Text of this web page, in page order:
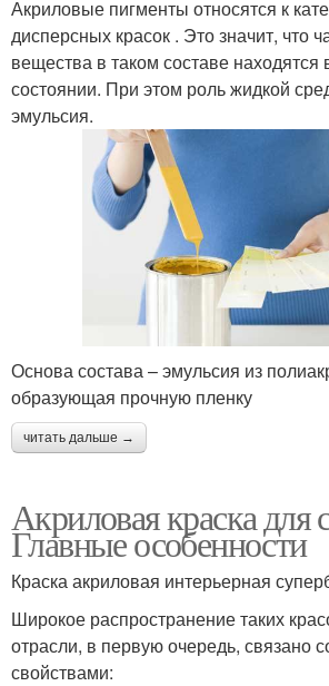
Акриловые пигменты относятся к
дисперсных красок . Это значит, что
вещества в таком составе
состоянии. При этом роль жидкой
эмульсия.
Основа состава – эмульсия из
образующая прочную пленку
читать дальше →
Акриловая краска для
Главные особенности
Краска акриловая интерьерная
Широкое распространение таких
отрасли, в первую очередь, связано
свойствами: